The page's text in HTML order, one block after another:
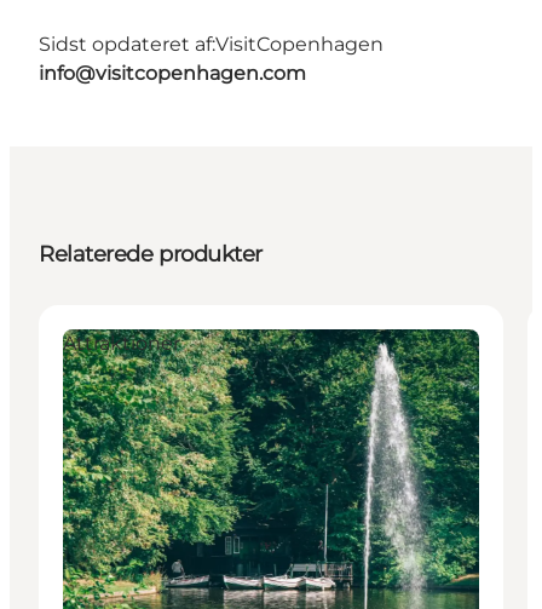
Sidst opdateret af:VisitCopenhagen
info@visitcopenhagen.com
Relaterede produkter
Attraktioner